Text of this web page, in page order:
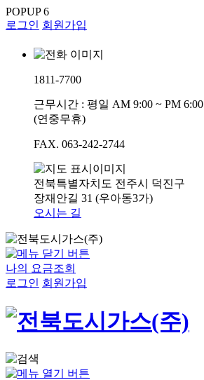
POPUP6
로그인 회원가입
1811-7700
근무시간 : 평일 AM 9:00 ~ PM 6:00
(연중무휴)
FAX. 063-242-2744
전북특별자치도 전주시 덕진구
장재안길 31 (우아동3가)
오시는 길
나의 요금조회
로그인 회원가입